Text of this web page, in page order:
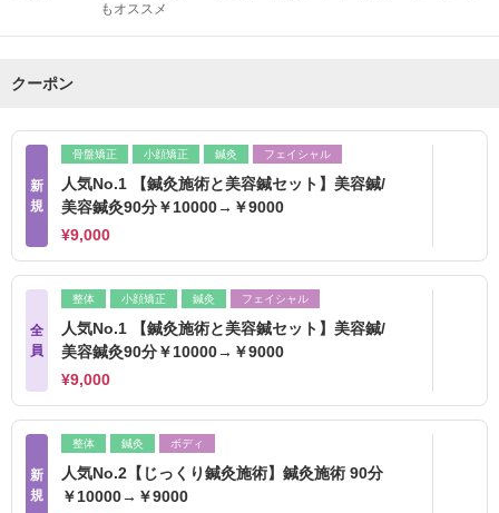
もオススメ
クーポン
新
規
骨盤矯正 小顔矯正 鍼灸 フェイシャル
人気No.1 【鍼灸施術と美容鍼セット】美容鍼/
美容鍼灸90分￥10000→￥9000
¥9,000
全
員
整体 小顔矯正 鍼灸 フェイシャル
人気No.1 【鍼灸施術と美容鍼セット】美容鍼/
美容鍼灸90分￥10000→￥9000
¥9,000
新
規
整体 鍼灸 ボディ
人気No.2【じっくり鍼灸施術】鍼灸施術 90分
￥10000→￥9000